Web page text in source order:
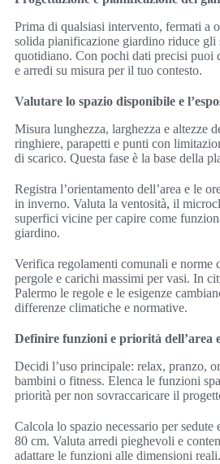
Prima di qualsiasi intervento, fermati a
solida pianificazione giardino riduce gli
quotidiano. Con pochi dati precisi puoi
e arredi su misura per il tuo contesto.
Valutare lo spazio disponibile e
Misura lunghezza, larghezza e altezze
ringhiere, parapetti e punti con
di scarico. Questa fase è la base della
Registra l’orientamento dell’area e le
in inverno. Valuta la ventosità, il
superfici vicine per capire come
giardino.
Verifica regolamenti comunali e norme
pergole e carichi massimi per vasi. In
Palermo le regole e le esigenze
differenze climatiche e normative.
Definire funzioni e priorità dell’area
Decidi l’uso principale: relax, pranzo,
bambini o fitness. Elenca le funzioni
priorità per non sovraccaricare il
Calcola lo spazio necessario per
80 cm. Valuta arredi pieghevoli e
adattare le funzioni alle dimensioni reali.